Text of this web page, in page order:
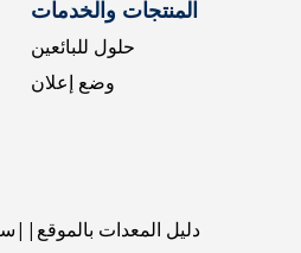
المنتجات والخدمات
حلول للبائعين
وضع إعلان
دليل المعدات بالموقع